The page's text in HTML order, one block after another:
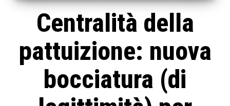
Centralità della
pattuizione: nuova
bocciatura (di